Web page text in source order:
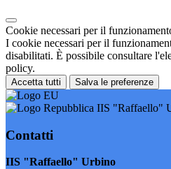
Cookie necessari per il
I cookie necessari per il
disabilitati. È possibile consultare
policy.
Accetta tutti Salva le preferenze
IIS "Raffaello"
Contatti
IIS "Raffaello" Urbino